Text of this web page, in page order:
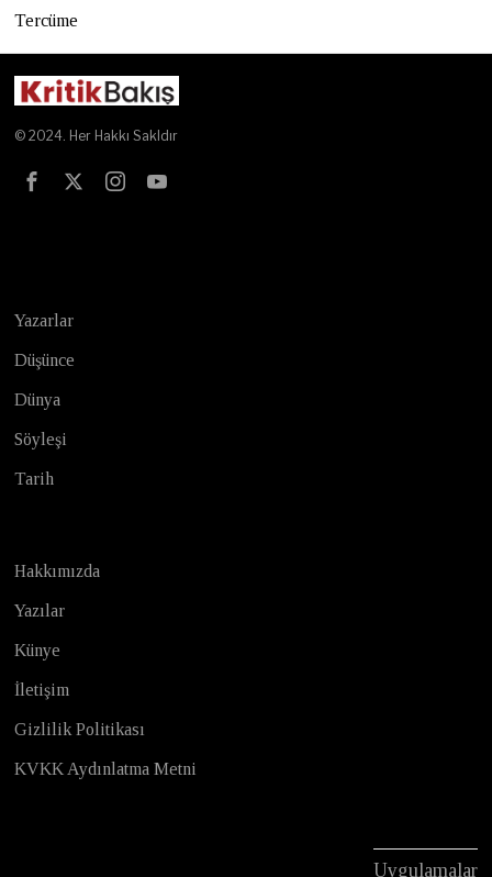
Tercüme
© 2024. Her Hakkı Sakldır
Yazarlar
Düşünce
Dünya
Söyleşi
Tarih
Hakkımızda
Yazılar
Künye
İletişim
Gizlilik Politikası
KVKK Aydınlatma Metni
Uygulamalar